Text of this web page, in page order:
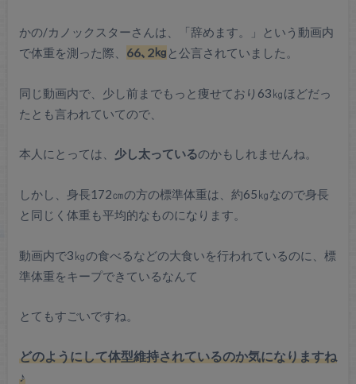
かの/カノックスターさんは、「辞めます。」という動画内
で体重を測った際、 66､2㎏と公言されていました。
同じ動画内で、少し前までもっと痩せており63㎏ほどだっ
たとも言われていてので、
本人にとっては、 少し太っているのかもしれませんね。
しかし、身長172㎝の方の標準体重は、約65㎏なので身長
と同じく体重も平均的なものになります。
動画内で3㎏の食べるなどの大食いを行われているのに、標
準体重をキープできているなんて
とてもすごいですね。
どのようにして体型維持されているのか気になりますね
♪